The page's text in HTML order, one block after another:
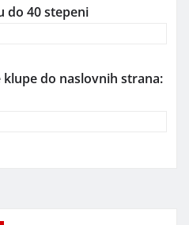
do 40 stepeni
klupe do naslovnih strana: